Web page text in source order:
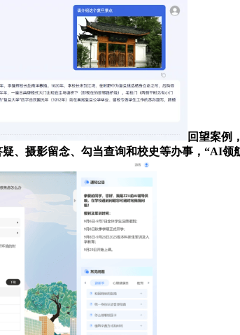
回望案例
、摄影留念、勾当查询和校史等办事，“AI领